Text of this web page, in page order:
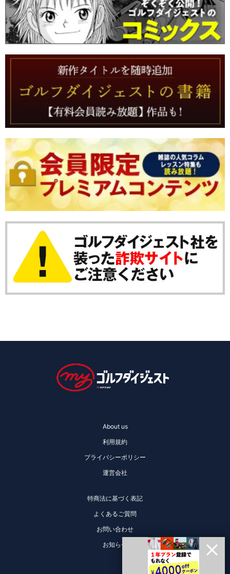
About us
利用規約
プライバシーポリシー
運営会社
特商法に基づく表記
よくあるご質問
お問い合わせ
お知らせ